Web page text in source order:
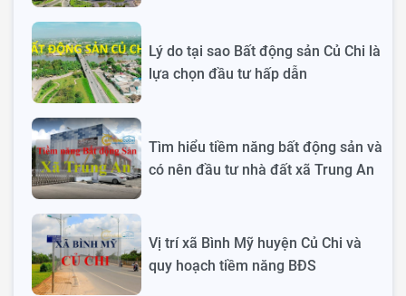
Lý do tại sao Bất động sản Củ Chi là
lựa chọn đầu tư hấp dẫn
Tìm hiểu tiềm năng bất động sản và
có nên đầu tư nhà đất xã Trung An
Vị trí xã Bình Mỹ huyện Củ Chi và
quy hoạch tiềm năng BĐS